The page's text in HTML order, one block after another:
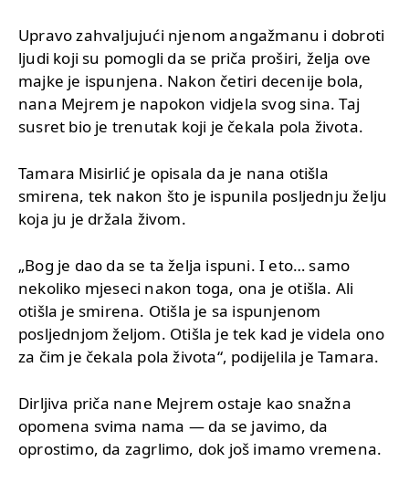
Upravo zahvaljujući njenom angažmanu i dobroti
ljudi koji su pomogli da se priča proširi, želja ove
majke je ispunjena. Nakon četiri decenije bola,
nana Mejrem je napokon vidjela svog sina. Taj
susret bio je trenutak koji je čekala pola života.
Tamara Misirlić je opisala da je nana otišla
smirena, tek nakon što je ispunila posljednju želju
koja ju je držala živom.
„Bog je dao da se ta želja ispuni. I eto… samo
nekoliko mjeseci nakon toga, ona je otišla. Ali
otišla je smirena. Otišla je sa ispunjenom
posljednjom željom. Otišla je tek kad je videla ono
za čim je čekala pola života“, podijelila je Tamara.
Dirljiva priča nane Mejrem ostaje kao snažna
opomena svima nama — da se javimo, da
oprostimo, da zagrlimo, dok još imamo vremena.